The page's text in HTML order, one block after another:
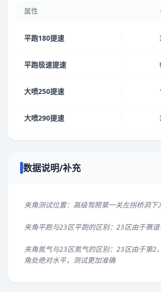
属性
平跑180提速
平跑极速提速
大喷250提速
大喷290提速
数据说明/补充
夹角测试位置：高级驾照第一关左拐桥洞
夹角平跑与23区平跑的区别：23区由于赛
夹角氮气与23区氮气的区别：23区由于第
角处绝对水平，测试更加准确